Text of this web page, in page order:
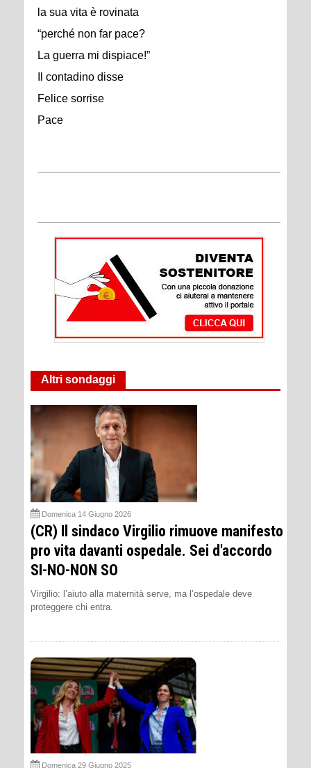
la sua vita è rovinata
“perché non far pace?
La guerra mi dispiace!”
Il contadino disse
Felice sorrise
Pace
Altri sondaggi
Domenica 14 Giugno 2026
(CR) Il sindaco Virgilio rimuove manifesto
pro vita davanti ospedale. Sei d'accordo
SI-NO-NON SO
Virgilio: l’aiuto alla maternità serve, ma l’ospedale deve
proteggere chi entra.
Domenica 29 Giugno 2025